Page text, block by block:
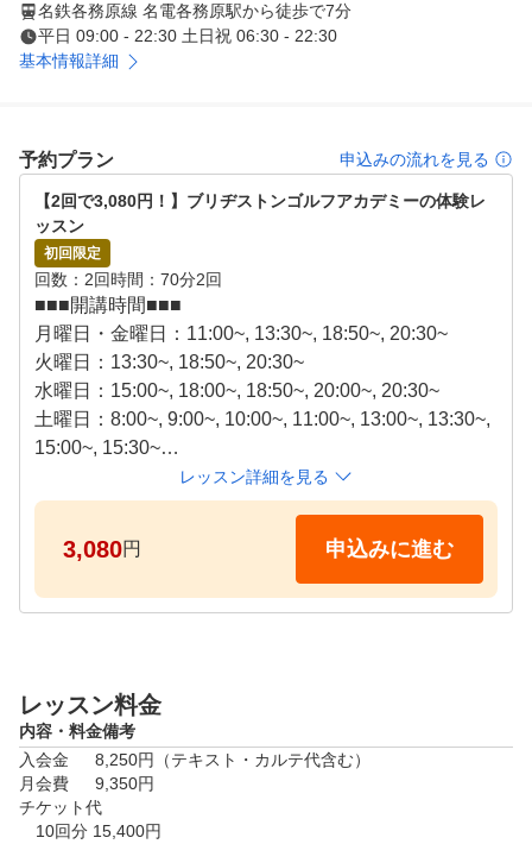
名鉄各務原線 名電各務原駅から徒歩で7分
平日 09:00 - 22:30 土日祝 06:30 - 22:30
基本情報詳細
予約プラン 申込みの流れを見る
【2回で3,080円！】ブリヂストンゴルフアカデミーの体験レ
ッスン
初回限定
回数 2回時間 70分2回
■■■開講時間■■■
月曜日・金曜日：11:00~, 13:30~, 18:50~, 20:30~
火曜日：13:30~, 18:50~, 20:30~
水曜日：15:00~, 18:00~, 18:50~, 20:00~, 20:30~
土曜日：8:00~, 9:00~, 10:00~, 11:00~, 13:00~, 13:30~,
15:00~, 15:30~
日曜日：8:00~, 10:00~, 11:00~, 13:00~, 13:30~, 15:00~
, 15:30~, 17:30~
■■■レッスンの流れ■■■
プロセス1：初回カウンセリング＆スイングチェック
まずは、いまのあなたの状態を把握するところからは
グをチェックして
カルテに記入します。クラブを握るのがはじめての場
合は、スポーツ経験や
コースデビューしたい時期などをお伺いして、方針を
決めていきます。
レッスン詳細を見る
3,080円 申込みに進む
レッスン料金
内容・料金備考
入会金	8,250円（テキスト・カルテ代含む）
月会費	9,350円
チケット代
10回分 15,400円